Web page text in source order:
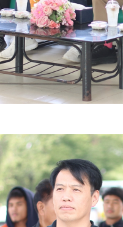
.
ตั้ง สมาชิกสภาและนายก